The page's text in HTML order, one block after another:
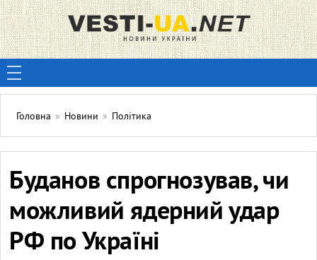
Головна » Новини » Політика
Буданов спрогнозував, чи
можливий ядерний удар
РФ по Україні